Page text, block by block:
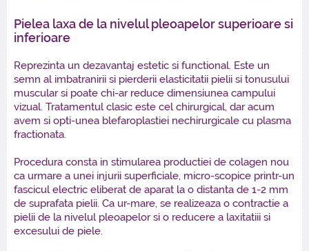
Pielea laxa de la nivelul pleoapelor superioare si
inferioare
Reprezinta un dezavantaj estetic si functional. Este un
semn al imbatranirii si pierderii elasticitatii pielii si tonusului
muscular si poate chi-ar reduce dimensiunea campului
vizual. Tratamentul clasic este cel chirurgical, dar acum
avem si opti-unea blefaroplastiei nechirurgicale cu plasma
fractionata.
Procedura consta in stimularea productiei de colagen nou
ca urmare a unei injurii superficiale, micro-scopice printr-un
fascicul electric eliberat de aparat la o distanta de 1-2 mm
de suprafata pielii. Ca ur-mare, se realizeaza o contractie a
pielii de la nivelul pleoapelor si o reducere a laxitatiii si
excesului de piele.